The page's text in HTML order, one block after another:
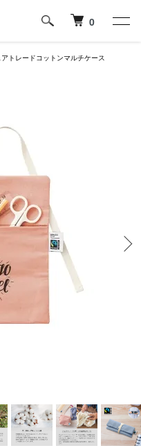
0
アトレードコットンマルチケース